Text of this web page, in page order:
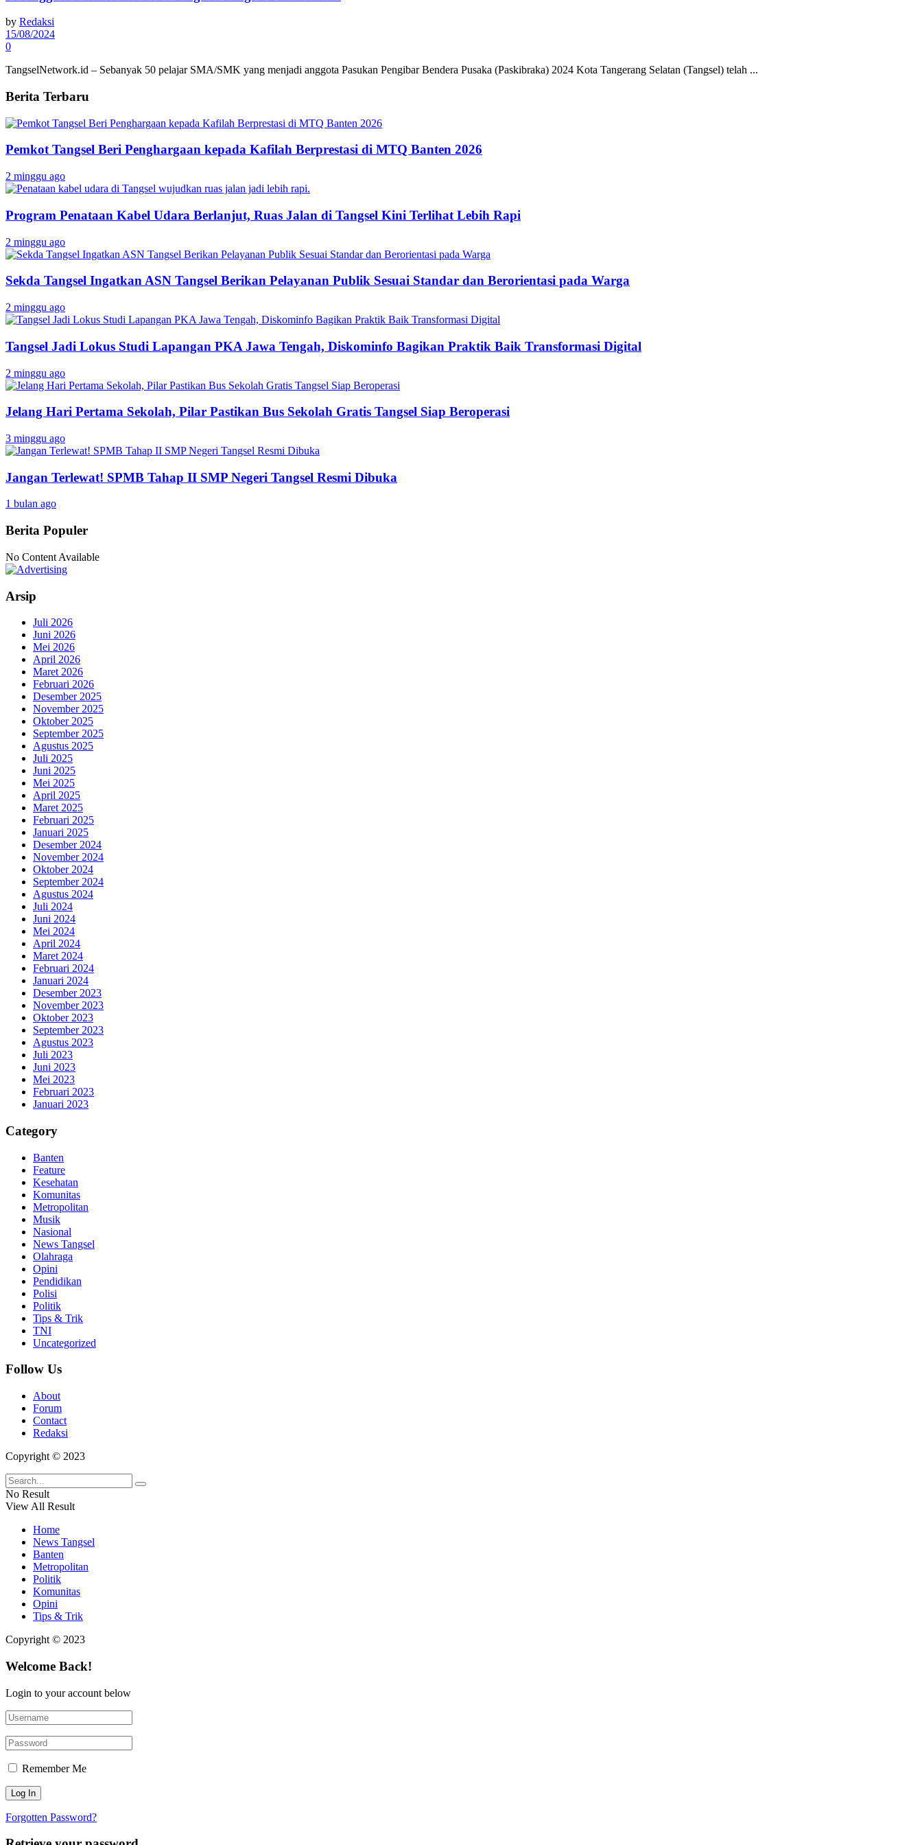
by Redaksi
15/08/2024
0
TangselNetwork.id – Sebanyak 50 pelajar SMA/SMK yang menjadi anggota Pasukan Pengibar Bendera Pusaka (Paskibraka) 2024 Kota Tangerang Selatan (Tangsel) telah ...
Berita Terbaru
Pemkot Tangsel Beri Penghargaan kepada Kafilah Berprestasi di MTQ Banten 2026
2 minggu ago
Program Penataan Kabel Udara Berlanjut, Ruas Jalan di Tangsel Kini Terlihat Lebih Rapi
2 minggu ago
Sekda Tangsel Ingatkan ASN Tangsel Berikan Pelayanan Publik Sesuai Standar dan Berorientasi pada Warga
2 minggu ago
Tangsel Jadi Lokus Studi Lapangan PKA Jawa Tengah, Diskominfo Bagikan Praktik Baik Transformasi Digital
2 minggu ago
Jelang Hari Pertama Sekolah, Pilar Pastikan Bus Sekolah Gratis Tangsel Siap Beroperasi
3 minggu ago
Jangan Terlewat! SPMB Tahap II SMP Negeri Tangsel Resmi Dibuka
1 bulan ago
Berita Populer
No Content Available
Arsip
Juli 2026
Juni 2026
Mei 2026
April 2026
Maret 2026
Februari 2026
Desember 2025
November 2025
Oktober 2025
September 2025
Agustus 2025
Juli 2025
Juni 2025
Mei 2025
April 2025
Maret 2025
Februari 2025
Januari 2025
Desember 2024
November 2024
Oktober 2024
September 2024
Agustus 2024
Juli 2024
Juni 2024
Mei 2024
April 2024
Maret 2024
Februari 2024
Januari 2024
Desember 2023
November 2023
Oktober 2023
September 2023
Agustus 2023
Juli 2023
Juni 2023
Mei 2023
Februari 2023
Januari 2023
Category
Banten
Feature
Kesehatan
Komunitas
Metropolitan
Musik
Nasional
News Tangsel
Olahraga
Opini
Pendidikan
Polisi
Politik
Tips & Trik
TNI
Uncategorized
Follow Us
About
Forum
Contact
Redaksi
Copyright © 2023
No Result
View All Result
Home
News Tangsel
Banten
Metropolitan
Politik
Komunitas
Opini
Tips & Trik
Copyright © 2023
Welcome Back!
Login to your account below
Remember Me
Forgotten Password?